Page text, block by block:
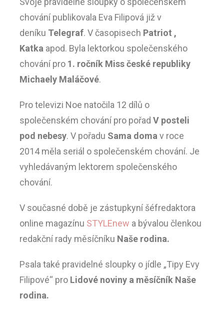
chování publikovala Eva Filipová již v
deníku Telegraf. V časopisech Patriot ,
Katka apod. Byla lektorkou společenského
chování pro 1. ročník Miss české republiky
Michaely Maláčové.
Pro televizi Noe natočila 12 dílů o
společenském chování pro pořad V posteli
pod nebesy. V pořadu Sama doma v roce
2014 měla seriál o společenském chování. Je
vyhledávaným lektorem společenského
chování.
V současné době je zástupkyní šéfredaktora
online magazínu STYLEnew a bývalou členkou
redakční rady měsíčníku Naše rodina.
Psala také pravidelné sloupky o jídle „Tipy Evy
Filipové“ pro Lidové noviny a měsíčník Naše
rodina.